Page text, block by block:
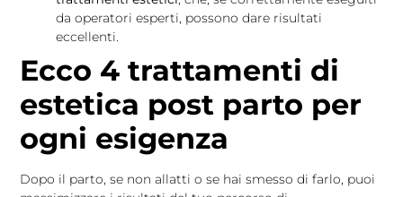
da operatori esperti, possono dare risultati
eccellenti.
Ecco 4 trattamenti di
estetica post parto per
ogni esigenza
Dopo il parto, se non allatti o se hai smesso di farlo, puoi